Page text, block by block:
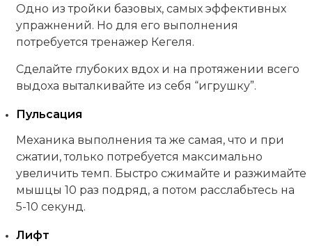
Одно из тройки базовых, самых эффективных
упражнений. Но для его выполнения
потребуется тренажер Кегеля.
Сделайте глубоких вдох и на протяжении всего
выдоха выталкивайте из себя “игрушку”.
Пульсация
Механика выполнения та же самая, что и при
сжатии, только потребуется максимально
увеличить темп. Быстро сжимайте и разжимайте
мышцы 10 раз подряд, а потом расслабьтесь на
5-10 секунд.
Лифт